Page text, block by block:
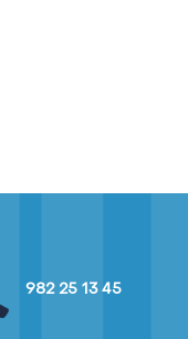
982 25 13 45